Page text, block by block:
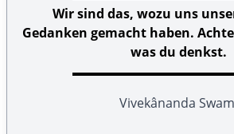
Wir sind das, wozu uns
Gedanken gemacht haben.
was du denkst.
Vivekânanda